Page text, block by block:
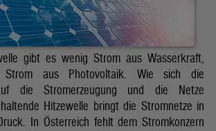
gibt es wenig Strom aus Wasserkraft,
aus Photovoltaik. Wie sich die
die Stromerzeugung und die Netze
Hitzewelle bringt die Stromnetze in
In Österreich fehlt dem Stromkonzern